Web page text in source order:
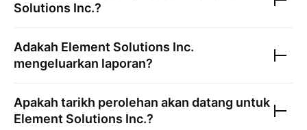
Solutions Inc.?
Adakah Element Solutions Inc.
mengeluarkan laporan?
Apakah tarikh perolehan akan datang untuk
Element Solutions Inc.?